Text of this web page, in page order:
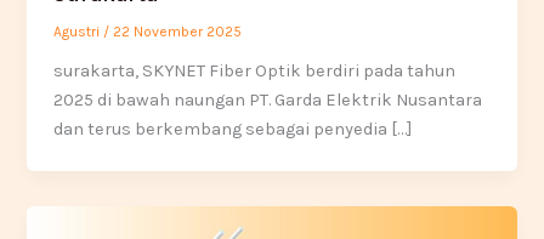
Agustri / 22 November 2025
surakarta, SKYNET Fiber Optik berdiri pada tahun
2025 di bawah naungan PT. Garda Elektrik Nusantara
dan terus berkembang sebagai penyedia […]